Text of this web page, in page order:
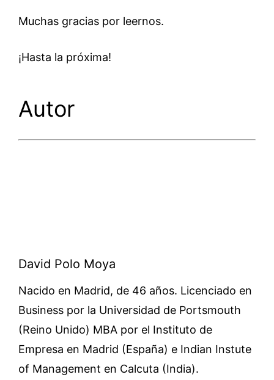
Muchas gracias por leernos.
¡Hasta la próxima!
Autor
David Polo Moya
Nacido en Madrid, de 46 años. Licenciado en
Business por la Universidad de Portsmouth
(Reino Unido) MBA por el Instituto de
Empresa en Madrid (España) e Indian Instute
of Management en Calcuta (India).